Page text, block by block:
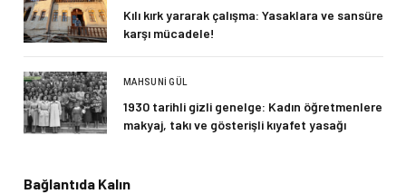
Kılı kırk yararak çalışma: Yasaklara ve sansüre
karşı mücadele!
MAHSUNI GÜL
1930 tarihli gizli genelge: Kadın öğretmenlere
makyaj, takı ve gösterişli kıyafet yasağı
Bağlantıda Kalın